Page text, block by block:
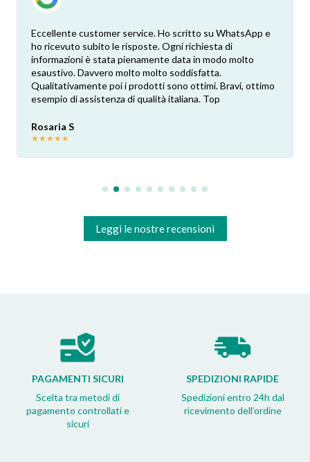
Eccellente customer service. Ho scritto su WhatsApp e
ho ricevuto subito le risposte. Ogni richiesta di
informazioni è stata pienamente data in modo molto
esaustivo. Davvero molto molto soddisfatta.
Qualitativamente poi i prodotti sono ottimi. Bravi, ottimo
esempio di assistenza di qualità italiana. Top
Rosaria S
★★★★★
Leggi le nostre recensioni
PAGAMENTI SICURI
Scelta tra metodi di
pagamento controllati e
sicuri
SPEDIZIONI RAPIDE
Spedizioni entro 24h dal
ricevimento dell’ordine